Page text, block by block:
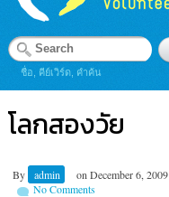
ชื่อ, คีย์เวิร์ด, คำค้น
โลกสองวัย
By admin on December 6, 2009
No Comments